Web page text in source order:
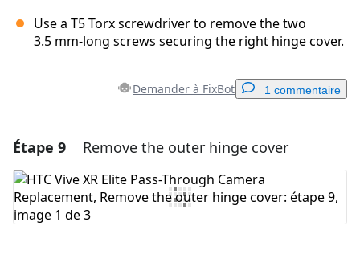
Use a T5 Torx screwdriver to remove the two
3.5 mm‑long screws securing the right hinge cover.
Demander à FixBot 1 commentaire
Ajouter un commentaire
Ajouter un commentaire
Étape 9 Remove the outer hinge cover